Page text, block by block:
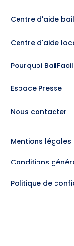
Centre d'aide
Centre d'aide
Pourquoi
Espace Presse
Nous contacter
Mentions légales
Conditions
Politique de